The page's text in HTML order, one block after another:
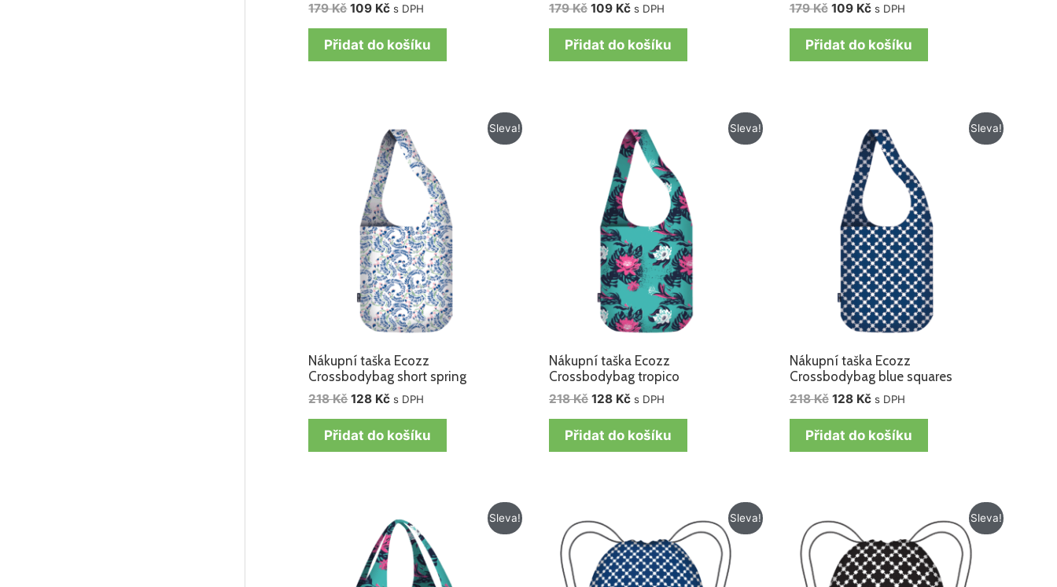
179Kč 109 Kč s DPH
Přidat do košíku
179Kč 109 Kč s DPH
Přidat do košíku
179Kč 109 Kč s DPH
Přidat do košíku
Sleva!
Nákupní taška Ecozz
Crossbodybag short spring
218Kč
byla:
218 Kč.
128 Kč
cena
je:
128 Kč.
s DPH
Přidat do košíku
Sleva!
Nákupní taška Ecozz
Crossbodybag tropico
218Kč
byla:
218 Kč.
128 Kč
cena
je:
128 Kč.
s DPH
Přidat do košíku
Sleva!
Nákupní taška Ecozz
Crossbodybag blue squares
218Kč
byla:
218 Kč.
128 Kč
cena
je:
128 Kč.
s DPH
Přidat do košíku
Sleva!
byla:
199 Kč.
cena
je:
109 Kč.
Sleva!
cena
byla:
199 Kč.
je:
129 Kč.
Sleva!
cena
byla:
199 Kč.
je:
129 Kč.